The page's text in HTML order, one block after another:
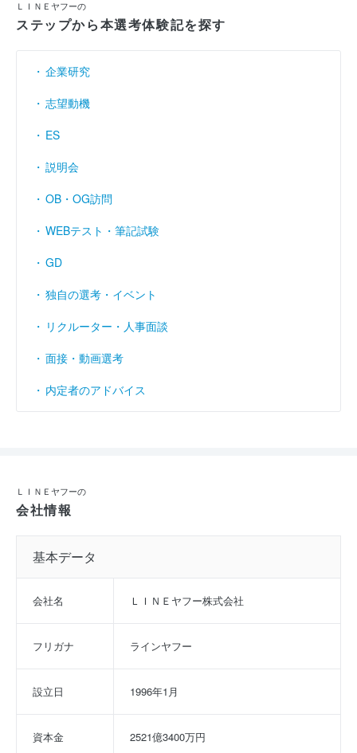
ＬＩＮＥヤフーの
ステップから本選考体験記を探す
企業研究
志望動機
ES
説明会
OB・OG訪問
WEBテスト・筆記試験
GD
独自の選考・イベント
リクルーター・人事面談
面接・動画選考
内定者のアドバイス
ＬＩＮＥヤフーの
会社情報
基本データ
会社名 ＬＩＮＥヤフー株式会社
フリガナ ラインヤフー
設立日 1996年1月
資本金 2521億3400万円